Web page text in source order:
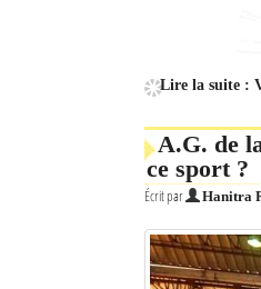
Le Nord de Madagascar
Lire la suite :
A.G. de
ce sport ?
Écrit par Hanitra